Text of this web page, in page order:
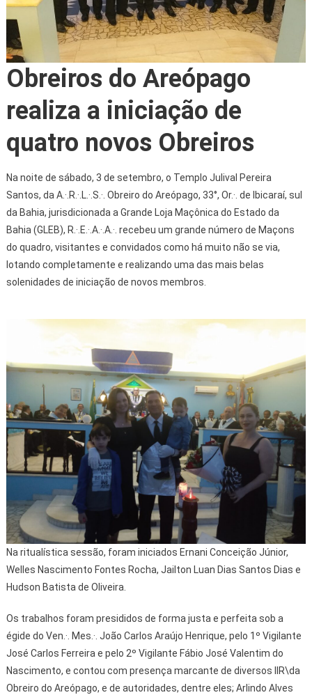
Obreiros do Areópago
realiza a iniciação de
quatro novos Obreiros
Na noite de sábado, 3 de setembro, o Templo Julival Pereira
Santos, da A.·.R.·.L.·.S.·. Obreiro do Areópago, 33°, Or.·. de Ibicaraí, sul
da Bahia, jurisdicionada a Grande Loja Maçônica do Estado da
Bahia (GLEB), R.·.E.·.A.·.A.·. recebeu um grande número de Maçons
do quadro, visitantes e convidados como há muito não se via,
lotando completamente e realizando uma das mais belas
solenidades de iniciação de novos membros.
Na ritualística sessão, foram iniciados Ernani Conceição Júnior,
Welles Nascimento Fontes Rocha, Jailton Luan Dias Santos Dias e
Hudson Batista de Oliveira.
Os trabalhos foram presididos de forma justa e perfeita sob a
égide do Ven.·. Mes.·. João Carlos Araújo Henrique, pelo 1º Vigilante
José Carlos Ferreira e pelo 2º Vigilante Fábio José Valentim do
Nascimento, e contou com presença marcante de diversos IIR\da
Obreiro do Areópago, e de autoridades, dentre eles; Arlindo Alves